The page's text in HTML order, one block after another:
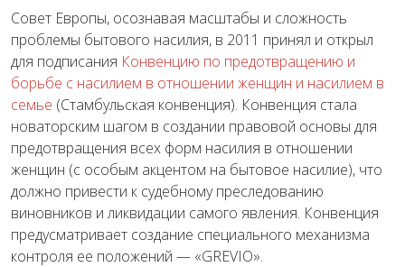
Совет Европы, осознавая масштабы и сложность
проблемы бытового насилия, в 2011 принял и открыл
для подписания Конвенцию по предотвращению и
борьбе с насилием в отношении женщин и насилием в
семье (Стамбульская конвенция). Конвенция стала
новаторским шагом в создании правовой основы для
предотвращения всех форм насилия в отношении
женщин (с особым акцентом на бытовое насилие), что
должно привести к судебному преследованию
виновников и ликвидации самого явления. Конвенция
предусматривает создание специального механизма
контроля ее положений — «GREVIO».